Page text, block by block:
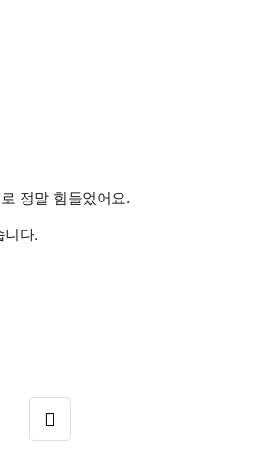
정말 힘들었어요.
니다.
SNS 공유